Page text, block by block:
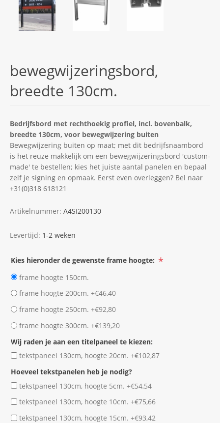
bewegwijzeringsbord,
breedte 130cm.
Bedrijfsbord met rechthoekig profiel, incl. bovenbalk,
breedte 130cm, voor bewegwijzering buiten
Bewegwijzering buiten op maat; met dit bedrijfsnaambord
is het reuze makkelijk om een bewegwijzeringsbord 'custom-
made' te bestellen; kies het juiste aantal panelen en bepaal
zelf je signing en opmaak. Eerst even overleggen? Bel naar
+31(0)318 618121
Artikelnummer: A4SI200130
Levertijd: 1-2 weken
Kies hieronder de gewenste frame hoogte: *
frame hoogte 150cm.
frame hoogte 200cm. +€46,40
frame hoogte 250cm. +€92,80
frame hoogte 300cm. +€139,20
Wij raden je aan een titelpaneel te kiezen:
tekstpaneel 130cm, hoogte 20cm. +€102,87
Hoeveel tekstpanelen heb je nodig?
tekstpaneel 130cm, hoogte 5cm. +€54,54
tekstpaneel 130cm, hoogte 10cm. +€75,66
tekstpaneel 130cm, hoogte 15cm. +€93,42